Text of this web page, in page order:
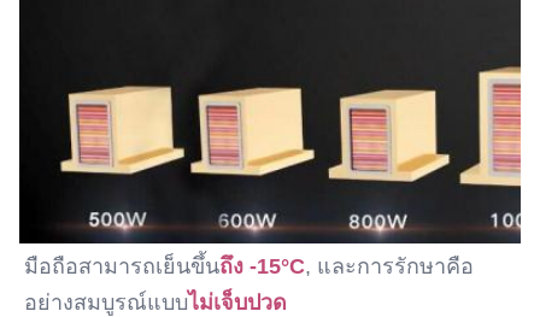
มือถือสามารถเย็นขึ้นถึง -15°C, และการรักษาคือ
อย่างสมบูรณ์แบบไม่เจ็บปวด